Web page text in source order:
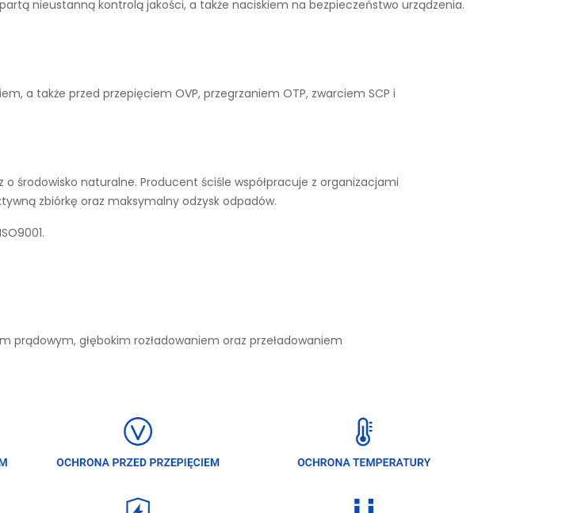
nieustanną kontrolą jakości, a także naciskiem na bezpieczeństwo urządzenia.
a także przed przepięciem OVP, przegrzaniem OTP, zwarciem SCP i
środowisko naturalne. Producent ściśle współpracuje z organizacjami
zbiórkę oraz maksymalny odzysk odpadów.
prądowym, głębokim rozładowaniem oraz przeładowaniem